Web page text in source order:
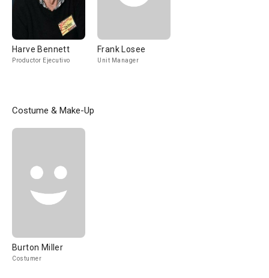
Harve Bennett
Productor Ejecutivo
Frank Losee
Unit Manager
Costume & Make-Up
Burton Miller
Costumer